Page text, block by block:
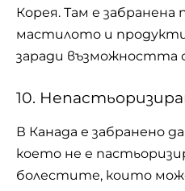
Корея. Там е
мастилото и
заради възможността
10.
В Канада е забранено
което не е
болестите, които